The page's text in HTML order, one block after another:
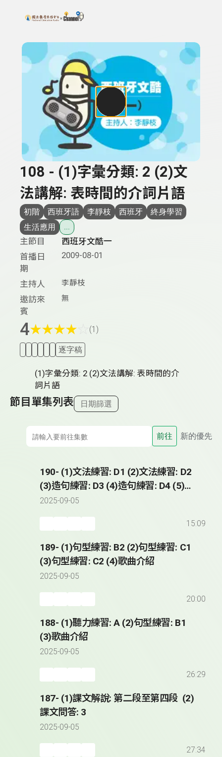
上方功能區塊
搜尋關鍵字：可輸入節目名稱、主持人或關鍵字
108 - (1)字彙分類: 2 (2)文
法講解: 表時間的介詞片語
初階 西班牙語 李靜枝 西班牙
終身學習
生活應用
...
主節目
西班牙文酷一
首播日
期
2009-08-01
主持人 李靜枝
邀訪來
賓
無
4★★★★ (1)
逐字稿
(1)字彙分類: 2 (2)文法講解: 表時間的介
詞片語
節目單集列表 日期篩選
前往 新的優先
190- (1)文法練習: D1 (2)文法練習: D2
(3)造句練習: D3 (4)造句練習: D4 (5)歌
曲介紹
2025-09-05
15:09
189- (1)句型練習: B2 (2)句型練習: C1
(3)句型練習: C2 (4)歌曲介紹
2025-09-05
20:00
188- (1)聽力練習: A (2)句型練習: B1
(3)歌曲介紹
2025-09-05
26:29
187- (1)課文解說: 第二段至第四段 (2)
課文問答: 3
2025-09-05
27:34